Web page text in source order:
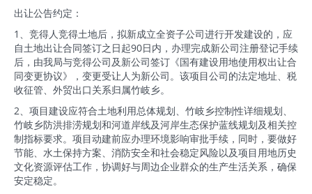
出让公告约定：
1、竞得人竞得土地后，拟新成立全资子公司进行开发建设的，应
自土地出让合同签订之日起90日内，办理完成新公司注册登记手续
后，由我局与竞得公司及新公司签订《国有建设用地使用权出让合
同变更协议》，变更受让人为新公司。该项目公司的法定地址、税
收征管、外贸出口关系归属竹岐乡。
2、项目建设应符合土地利用总体规划、竹岐乡控制性详细规划、
竹岐乡防洪排涝规划和河道岸线及河岸生态保护蓝线规划及相关控
制指标要求。项目动建前应办理环境影响审批手续，同时，要做好
节能、水土保持方案、消防安全和社会稳定风险以及项目用地历史
文化资源评估工作，协调好与周边企业群众的生产生活关系，确保
安定稳定。